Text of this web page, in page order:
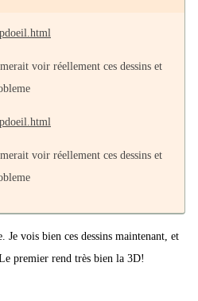
voir réellement ces dessins et
voir réellement ces dessins et
vois bien ces dessins maintenant, et
premier rend très bien la 3D!